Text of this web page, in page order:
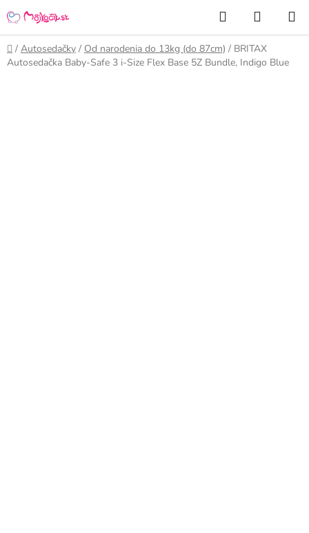
na
obsah
Hľadať
KOŠÍK
Domov
/ Autosedačky / Od narodenia do 13kg (do 87cm) / BRITAX
Autosedačka Baby-Safe 3 i-Size Flex Base 5Z Bundle, Indigo Blue